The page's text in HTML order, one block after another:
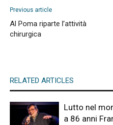
Previous article
Al Poma riparte l’attività
chirurgica
RELATED ARTICLES
Lutto nel
a 86 anni